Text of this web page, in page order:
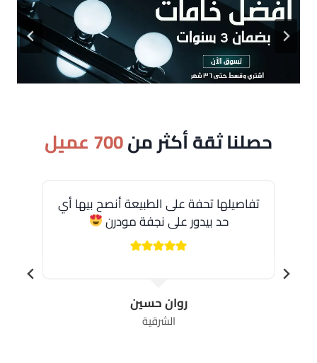
حصلنا ثقة أكثر من700 عميل
تفاصيلها تحفة على الطبيعة أنصح بيها أي
حد بيدور على نجفة مودرن
روان حسين
الشرقية